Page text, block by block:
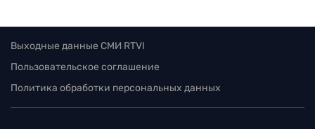
Выходные данные СМИ RTVI
Пользовательское соглашение
Политика обработки персональных данных